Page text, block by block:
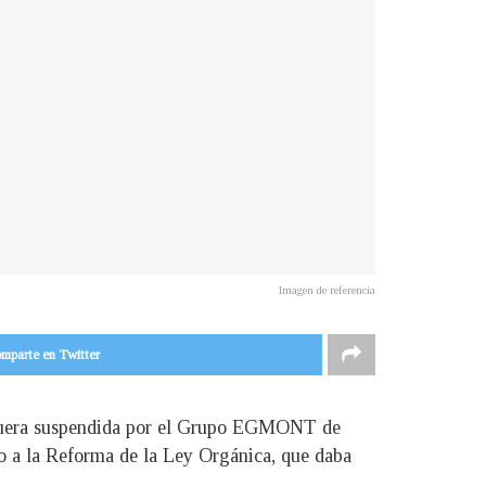
Imagen de referencia
en Twitter
suspendida por el Grupo EGMONT de
a la Reforma de la Ley Orgánica, que daba